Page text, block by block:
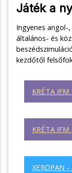
Játék a
Ingyenes angol-
általános- és
kezdőtől
KRÉTA
KRÉTA
XEROPAN